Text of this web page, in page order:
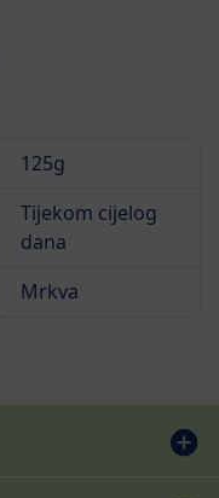
125g
Tijekom cijelog
dana
Mrkva